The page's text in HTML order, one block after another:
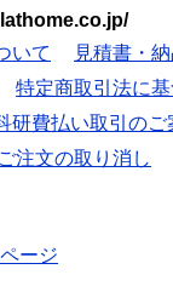
いて
見積書・
特定商取引法に
研費払い取引のご
ご注文の取り消し
ージ